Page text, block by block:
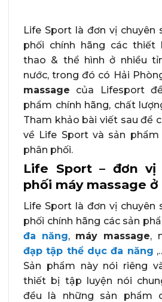
Life Sport là đơn vị chuyên
phối chính hãng các
thao & thể hình ở nhiều
nước, trong đó có Hải
massage của Lifesport
phẩm chính hãng, chất
Tham khảo bài viết sau để
về Life Sport và sản
phân phối.
Life Sport – đơn
phối máy massage ở
Life Sport là đơn vị chuyên
phối chính hãng các sản
đa năng, máy massage,
đạp tập thể dục đa năng
Sản phẩm này nói riêng
thiết bị tập luyện nói
đều là những sản phẩm